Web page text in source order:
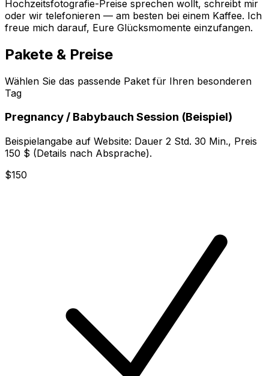
Hochzeitsfotografie-Preise sprechen wollt, schreibt mir
oder wir telefonieren — am besten bei einem Kaffee. Ich
freue mich darauf, Eure Glücksmomente einzufangen.
Pakete & Preise
Wählen Sie das passende Paket für Ihren besonderen
Tag
Pregnancy / Babybauch Session (Beispiel)
Beispielangabe auf Website: Dauer 2 Std. 30 Min., Preis
150 $ (Details nach Absprache).
$150